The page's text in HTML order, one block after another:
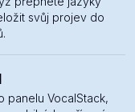
svůj projev do
panelu VocalStack,